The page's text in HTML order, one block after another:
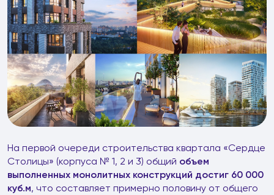
На первой очереди строительства квартала «Сердце
Столицы» (корпуса № 1, 2 и 3) общий объем
выполненных монолитных конструкций достиг 60 000
куб.м, что составляет примерно половину от общего